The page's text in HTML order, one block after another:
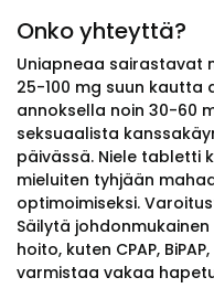
Onko yhteyttä?
Uniapneaa sairastavat
25-100 mg suun kautta
annoksella noin 30-60
seksuaalista
päivässä. Niele tabletti
mieluiten tyhjään
optimoimiseksi.
Säilytä
hoito, kuten CPAP,
varmistaa vakaa